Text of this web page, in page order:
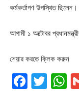
কর্মকর্তাগণ উপস্থিত ছিলেন।
আগামী ১ অক্টোবর
শেয়ার করতে ক্লিক করুন